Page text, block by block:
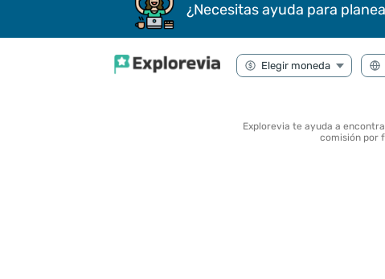
¿Necesitas ayuda para
Explorevia te ayuda a
comisión por